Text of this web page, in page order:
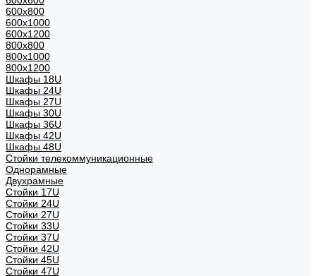
600x800
600х1000
600х1200
800x800
800х1000
800х1200
Шкафы 18U
Шкафы 24U
Шкафы 27U
Шкафы 30U
Шкафы 36U
Шкафы 42U
Шкафы 48U
Стойки телекоммуникационные
Однорамные
Двухрамные
Стойки 17U
Стойки 24U
Стойки 27U
Стойки 33U
Стойки 37U
Стойки 42U
Стойки 45U
Стойки 47U